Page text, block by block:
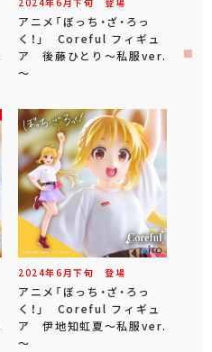
アニメ「ぼっち・ざ・ろっ
く！」 Coreful フィギュ
ア 後藤ひとり～私服ver.
～
2024年6 月下旬 登場
アニメ「ぼっち・ざ・ろっ
く！」 Coreful フィギュ
ア 伊地知虹夏～私服ver.
～